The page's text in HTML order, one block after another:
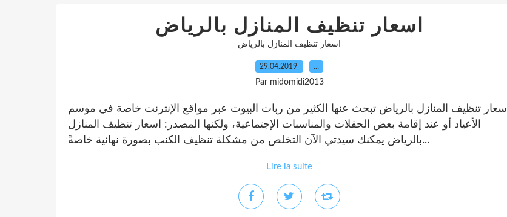
اسعار تنظيف المنازل بالرياض
اسعار تنظيف المنازل بالرياض
29.04.2019 …
Par midomidi2013
اسعار تنظيف المنازل بالرياض تبحث عنها الكثير من ربات البيوت عبر مواقع الإنترنت خاصة في موسم
الأعياد أو عند إقامة بعض الحفلات والمناسبات الإجتماعية، ولكنها المصدر: اسعار تنظيف المنازل
بالرياض يمكنك سيدتي الآن التخلص من مشكلة تنظيف الكنب بصورة نهائية خاصةً...
Lire la suite